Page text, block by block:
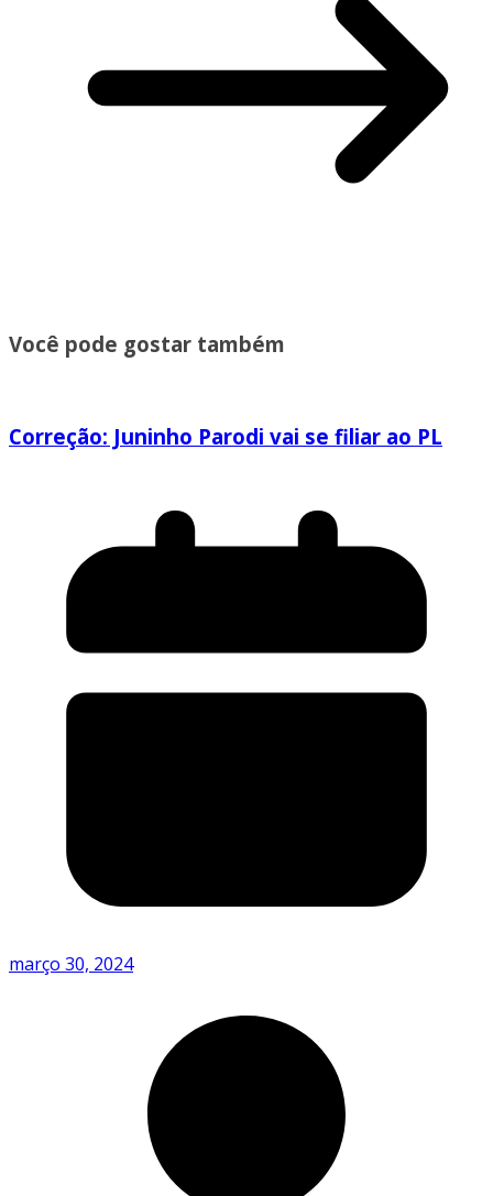
Você pode gostar também
Correção: Juninho Parodi vai se filiar ao PL
março 30, 2024